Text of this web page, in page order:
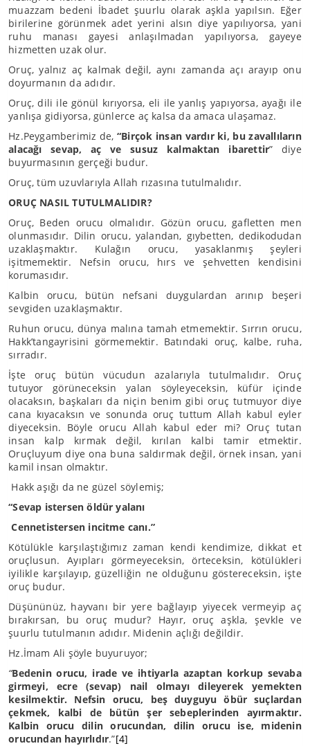
muazzam bedeni İbadet şuurlu olarak aşkla yapılsın. Eğer
birilerine görünmek adet yerini alsın diye yapılıyorsa, yani
ruhu manası gayesi anlaşılmadan yapılıyorsa, gayeye
hizmetten uzak olur.
Oruç, yalnız aç kalmak değil, aynı zamanda açı arayıp onu
doyurmanın da adıdır.
Oruç, dili ile gönül kırıyorsa, eli ile yanlış yapıyorsa, ayağı ile
yanlışa gidiyorsa, günlerce aç kalsa da amaca ulaşamaz.
Hz.Peygamberimiz de,“Birçok insan vardır ki, bu zavallıların
alacağı sevap, aç ve susuz kalmaktan ibarettir” diye
buyurmasının gerçeği budur.
Oruç, tüm uzuvlarıyla Allah rızasına tutulmalıdır.
ORUÇ NASIL TUTULMALIDIR?
Oruç, Beden orucu olmalıdır. Gözün orucu, gafletten men
olunmasıdır. Dilin orucu, yalandan, gıybetten, dedikodudan
uzaklaşmaktır. Kulağın orucu, yasaklanmış şeyleri
işitmemektir. Nefsin orucu, hırs ve şehvetten kendisini
korumasıdır.
Kalbin orucu, bütün nefsani duygulardan arınıp beşeri
sevgiden uzaklaşmaktır.
Ruhun orucu, dünya malına tamah etmemektir. Sırrın orucu,
Hakk’tangayrisini görmemektir. Batındaki oruç, kalbe, ruha,
sırradır.
İşte oruç bütün vücudun azalarıyla tutulmalıdır. Oruç
tutuyor görüneceksin yalan söyleyeceksin, küfür içinde
olacaksın, başkaları da niçin benim gibi oruç tutmuyor diye
cana kıyacaksın ve sonunda oruç tuttum Allah kabul eyler
diyeceksin. Böyle orucu Allah kabul eder mi? Oruç tutan
insan kalp kırmak değil, kırılan kalbi tamir etmektir.
Oruçluyum diye ona buna saldırmak değil, örnek insan, yani
kamil insan olmaktır.
Hakk aşığı da ne güzel söylemiş;
“Sevap istersen öldür yalanı
Cennetistersen incitme canı.”
Kötülükle karşılaştığımız zaman kendi kendimize, dikkat et
oruçlusun. Ayıpları görmeyeceksin, örteceksin, kötülükleri
iyilikle karşılayıp, güzelliğin ne olduğunu göstereceksin, işte
oruç budur.
Düşününüz, hayvanı bir yere bağlayıp yiyecek vermeyip aç
bırakırsan, bu oruç mudur? Hayır, oruç aşkla, şevkle ve
şuurlu tutulmanın adıdır. Midenin açlığı değildir.
Hz.İmam Ali şöyle buyuruyor;
“Bedenin orucu, irade ve ihtiyarla azaptan korkup sevaba
girmeyi, ecre (sevap) nail olmayı dileyerek yemekten
kesilmektir. Nefsin orucu, beş duyguyu öbür suçlardan
çekmek, kalbi de bütün şer sebeplerinden ayırmaktır.
Kalbin orucu dilin orucundan, dilin orucu ise, midenin
orucundan hayırlıdır.”[4]